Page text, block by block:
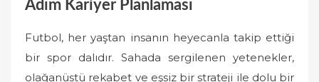
Adım Kariyer Planlaması
Futbol, her yaştan insanın heyecanla takip ettiği
bir spor dalıdır. Sahada sergilenen yetenekler,
olağanüstü rekabet ve eşsiz bir strateji ile dolu bir